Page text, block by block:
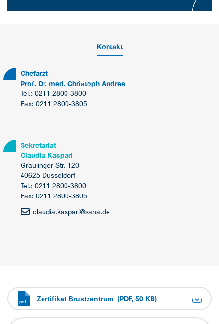
Kontakt
Chefarzt
Prof. Dr. med. Christoph Andree
Tel.: 0211 2800-3800
Fax: 0211 2800-3805
Sekretariat
Claudia Kaspari
Gräulinger Str. 120
40625 Düsseldorf
Tel.: 0211 2800-3800
Fax: 0211 2800-3805
claudia.kaspari@sana.de
Zertifikat Brustzentrum (PDF, 50 KB)